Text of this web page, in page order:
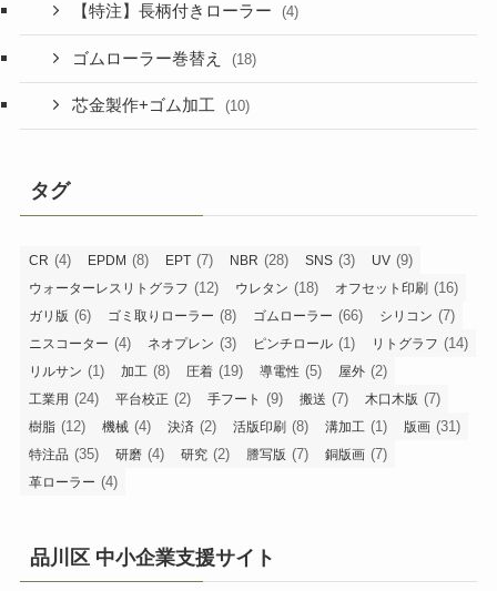
【特注】長柄付きローラー (4)
ゴムローラー巻替え (18)
芯金製作+ゴム加工 (10)
タグ
CR (4) EPDM (8) EPT (7) NBR (28) SNS (3) UV (9)
ウォーターレスリトグラフ (12) ウレタン (18) オフセット印刷 (16)
ガリ版 (6) ゴミ取りローラー (8) ゴムローラー (66) シリコン (7)
ニスコーター (4) ネオプレン (3) ピンチロール (1) リトグラフ (14)
リルサン (1) 加工 (8) 圧着 (19) 導電性 (5) 屋外 (2)
工業用 (24) 平台校正 (2) 手フート (9) 搬送 (7) 木口木版 (7)
樹脂 (12) 機械 (4) 決済 (2) 活版印刷 (8) 溝加工 (1) 版画 (31)
特注品 (35) 研磨 (4) 研究 (2) 謄写版 (7) 銅版画 (7)
革ローラー (4)
品川区 中小企業支援サイト